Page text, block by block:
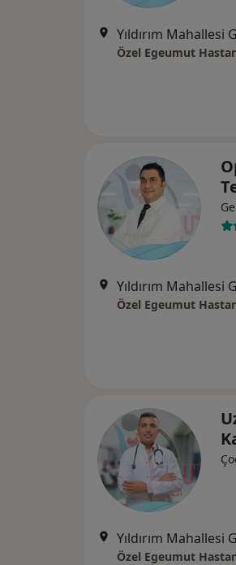
Özel Egeumut
Özel Egeumut
Özel Egeumut